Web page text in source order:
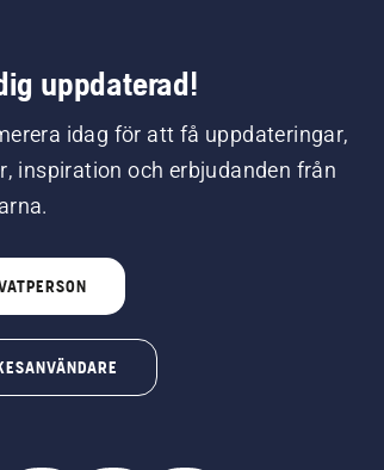
uppdaterad!
idag för att få uppdateringar,
inspiration och erbjudanden från